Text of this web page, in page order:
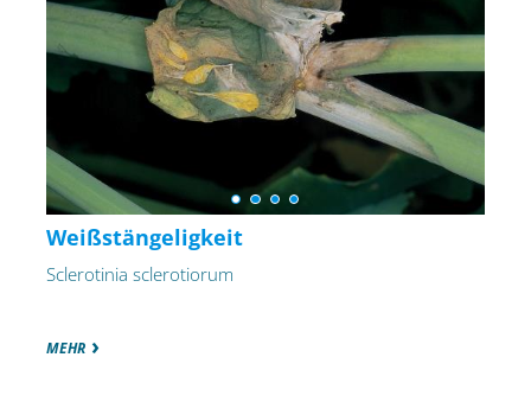
Weißstängeligkeit
Sclerotinia sclerotiorum
MEHR